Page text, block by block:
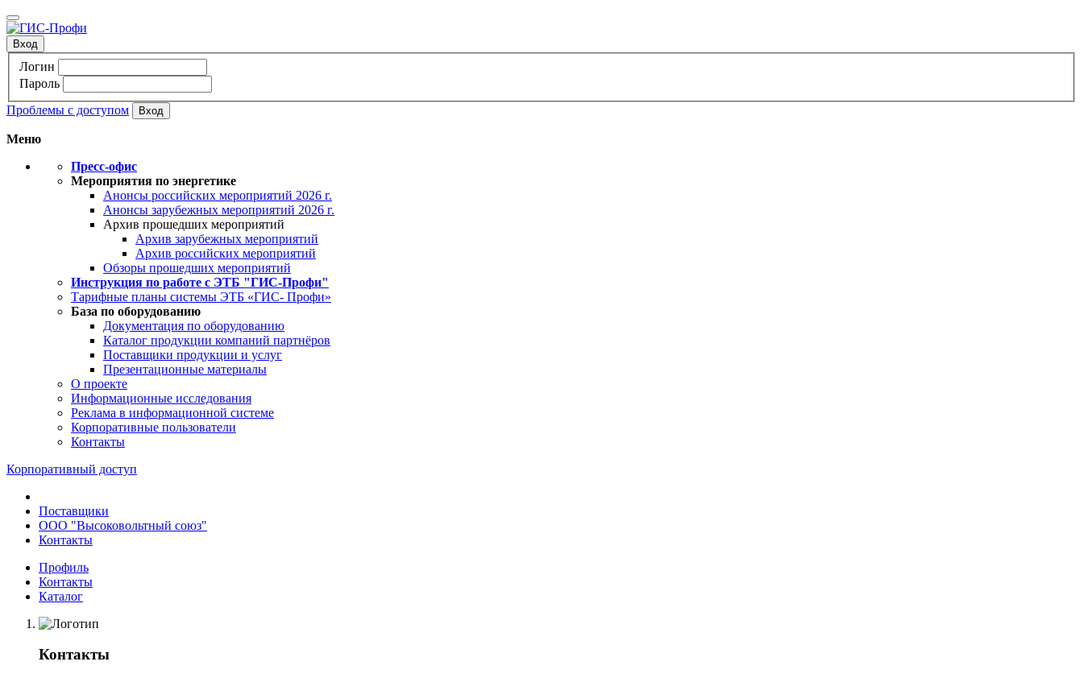
Вход
Логин
Пароль
Проблемы с доступом
Меню
Пресс-офис
Мероприятия по энергетике
Анонсы российских мероприятий 2026 г.
Анонсы зарубежных мероприятий 2026 г.
Архив прошедших мероприятий
Архив зарубежных мероприятий
Архив российских мероприятий
Обзоры прошедших мероприятий
Инструкция по работе с ЭТБ "ГИС-Профи"
Тарифные планы системы ЭТБ «ГИС- Профи»
База по оборудованию
Документация по оборудованию
Каталог продукции компаний партнёров
Поставщики продукции и услуг
Презентационные материалы
О проекте
Информационные исследования
Реклама в информационной системе
Корпоративные пользователи
Контакты
Корпоративный доступ
Поставщики
ООО "Высоковольтный союз"
Контакты
Профиль
Контакты
Каталог
Контакты